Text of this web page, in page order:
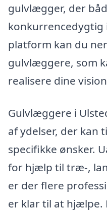
gulvlægger, der
konkurrencedygtig
platform kan du
gulvlæggere, som
realisere dine
Gulvlæggere i
af ydelser, der kan
specifikke ønsker.
for hjælp til træ-,
er der flere
er klar til at hjælpe.